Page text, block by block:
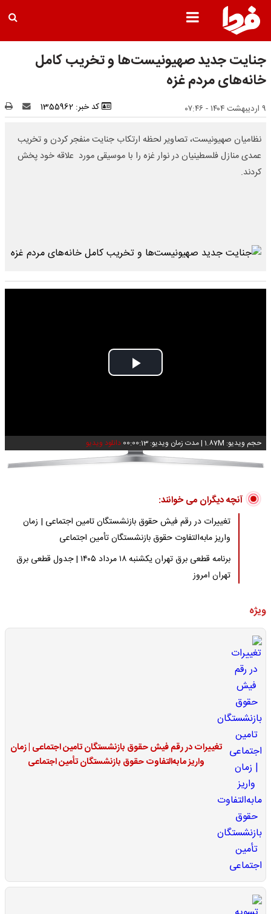
جنایت جدید صهیونیست‌ها و تخریب کامل
خانه‌های مردم غزه
۹ اردیبهشت ۱۴۰۴ - ۰۷:۴۶ کد خبر: 1355962
نظامیان صهیونیست، تصاویر لحظه ارتکاب جنایت منفجر کردن و تخریب
عمدی منازل فلسطینیان در نوار غزه را با موسیقی مورد علاقه خود پخش
کردند.
Play
حجم ویدیو: 1.87M |مدت زمان ویدیو: 00:00:13 دانلود ویدیو
آنچه دیگران می خوانند:
تغییرات در رقم فیش حقوق بازنشستگان تامین اجتماعی | زمان
واریز مابه‌التفاوت حقوق بازنشستگان تأمین اجتماعی
برنامه قطعی برق تهران یکشنبه ۱۸ مرداد ۱۴۰۵ | جدول قطعی برق
تهران امروز
ویژه
تغییرات در رقم فیش حقوق بازنشستگان تامین اجتماعی | زمان
واریز مابه‌التفاوت حقوق بازنشستگان تأمین اجتماعی